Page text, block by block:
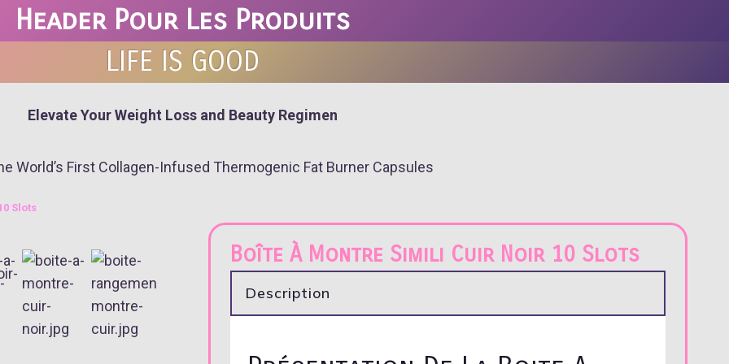
Header Pour Les Produits
LIFE IS GOOD
Elevate Your Weight Loss and Beauty Regimen
World’s First Collagen-Infused Thermogenic Fat Burner Capsules
Slots
Boîte À Montre Simili Cuir Noir 10 Slots
Description